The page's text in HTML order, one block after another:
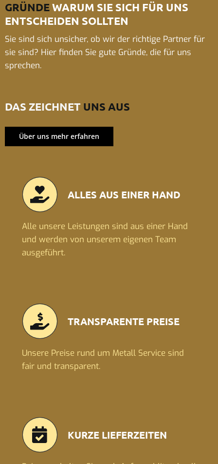
GRÜNDEWARUM SIE SICH FÜR UNS
ENTSCHEIDEN SOLLTEN
Sie sind sich unsicher, ob wir der richtige Partner für
sie sind? Hier finden Sie gute Gründe, die für uns
sprechen.
DAS ZEICHNET UNS AUS
Über uns mehr erfahren
ALLES AUS EINER HAND
Alle unsere Leistungen sind aus einer Hand
und werden von unserem eigenen Team
ausgeführt.
TRANSPARENTE PREISE
Unsere Preise rund um Metall Service sind
fair und transparent.
KURZE LIEFERZEITEN